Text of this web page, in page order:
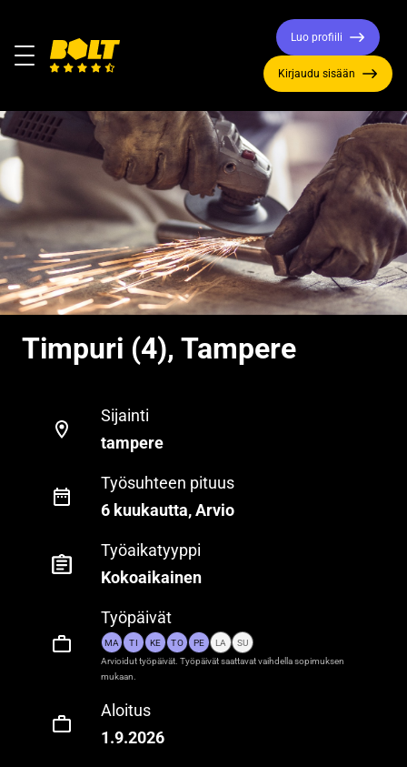
Valikko
etusivulle
Luo profiili
Kirjaudu sisään
Timpuri (4), Tampere
Sijainti
tampere
Työsuhteen pituus
6 kuukautta, Arvio
Työaikatyyppi
Kokoaikainen
Työpäivät
MA TI KE TO PE LA
SU
Arvioidut työpäivät. Työpäivät saattavat vaihdella sopimuksen
mukaan.
Aloitus
1.9.2026